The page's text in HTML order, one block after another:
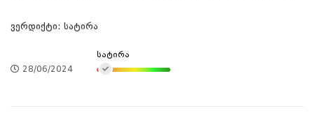
ვერდიქტი: სატირა
28/06/2024
სატირა